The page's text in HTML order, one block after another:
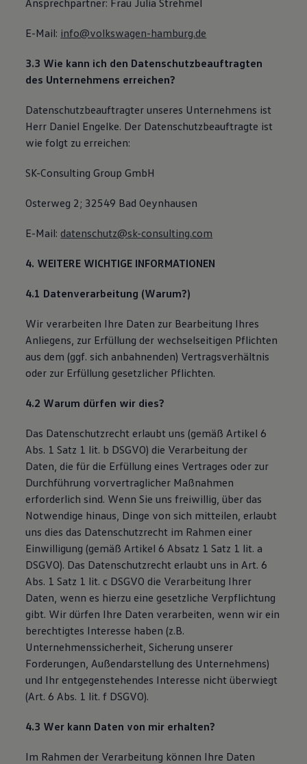
Ansprechpartner: Frau Julia Strehmel
E-Mail: info@volkswagen-hamburg.de
3.3 Wie kann ich den Datenschutzbeauftragten
des Unternehmens erreichen?
Datenschutzbeauftragter unseres Unternehmens ist
Herr Daniel Engelke. Der Datenschutzbeauftragte ist
wie folgt zu erreichen:
SK-Consulting Group GmbH
Osterweg 2; 32549 Bad Oeynhausen
E-Mail: datenschutz@sk-consulting.com
4. WEITERE WICHTIGE INFORMATIONEN
4.1 Datenverarbeitung (Warum?)
Wir verarbeiten Ihre Daten zur Bearbeitung Ihres
Anliegens, zur Erfüllung der wechselseitigen Pflichten
aus dem (ggf. sich anbahnenden) Vertragsverhältnis
oder zur Erfüllung gesetzlicher Pflichten.
4.2 Warum dürfen wir dies?
Das Datenschutzrecht erlaubt uns (gemäß Artikel 6
Abs. 1 Satz 1 lit. b DSGVO) die Verarbeitung der
Daten, die für die Erfüllung eines Vertrages oder zur
Durchführung vorvertraglicher Maßnahmen
erforderlich sind. Wenn Sie uns freiwillig, über das
Notwendige hinaus, Dinge von sich mitteilen, erlaubt
uns dies das Datenschutzrecht im Rahmen einer
Einwilligung (gemäß Artikel 6 Absatz 1 Satz 1 lit. a
DSGVO). Das Datenschutzrecht erlaubt uns in Art. 6
Abs. 1 Satz 1 lit. c DSGVO die Verarbeitung Ihrer
Daten, wenn es hierzu eine gesetzliche Verpflichtung
gibt. Wir dürfen Ihre Daten verarbeiten, wenn wir ein
berechtigtes Interesse haben (z.B.
Unternehmenssicherheit, Sicherung unserer
Forderungen, Außendarstellung des Unternehmens)
und Ihr entgegenstehendes Interesse nicht überwiegt
(Art. 6 Abs. 1 lit. f DSGVO).
4.3 Wer kann Daten von mir erhalten?
Im Rahmen der Verarbeitung können Ihre Daten